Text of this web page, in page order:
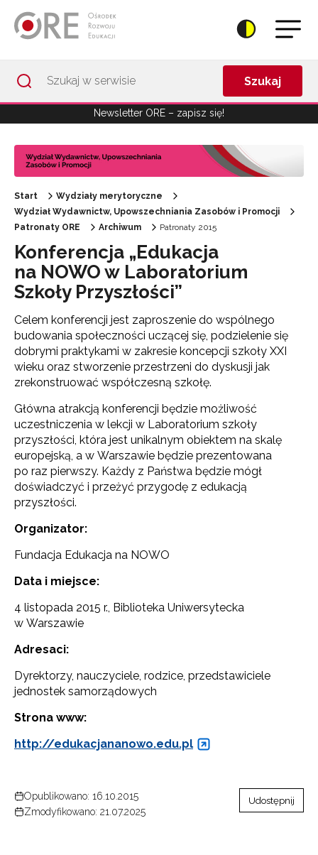
Szukaj
Newsletter ORE – zapisz się!
Start
Wydziały merytoryczne
Wydział Wydawnictw, Upowszechniania Zasobów i Promocji
Patronaty ORE
Archiwum Patronaty 2015
Konferencja „Edukacja
na NOWO w Laboratorium
Szkoły Przyszłości”
Celem konferencji jest zaproszenie do wspólnego
budowania społeczności uczącej się, podzielenie się
dobrymi praktykami w zakresie koncepcji szkoły XXI
wieku oraz stworzenie przestrzeni do dyskusji jak
zrekonstruować współczesną szkołę.
Główna atrakcją konferencji będzie możliwość
uczestniczenia w lekcji w Laboratorium szkoły
przyszłości, która jest unikalnym obiektem na skalę
europejską, a w Warszawie będzie prezentowana
po raz pierwszy. Każdy z Państwa będzie mógł
doświadczyć i przeżyć przygodę z edukacją
przyszłości.
Organizator:
Fundacja Edukacja na NOWO
Data i miejsce:
4 listopada 2015 r., Biblioteka Uniwersytecka
w Warszawie
Adresaci:
Dyrektorzy, nauczyciele, rodzice, przedstawiciele
jednostek samorządowych
Strona www:
http://edukacjananowo.edu.pl
Opublikowano: 16.10.2015
Zmodyfikowano: 21.07.2025
Udostępnij